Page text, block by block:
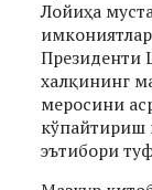
Лойиҳа
Президенти
халқининг
меросини
кўпайтириш
эътибори